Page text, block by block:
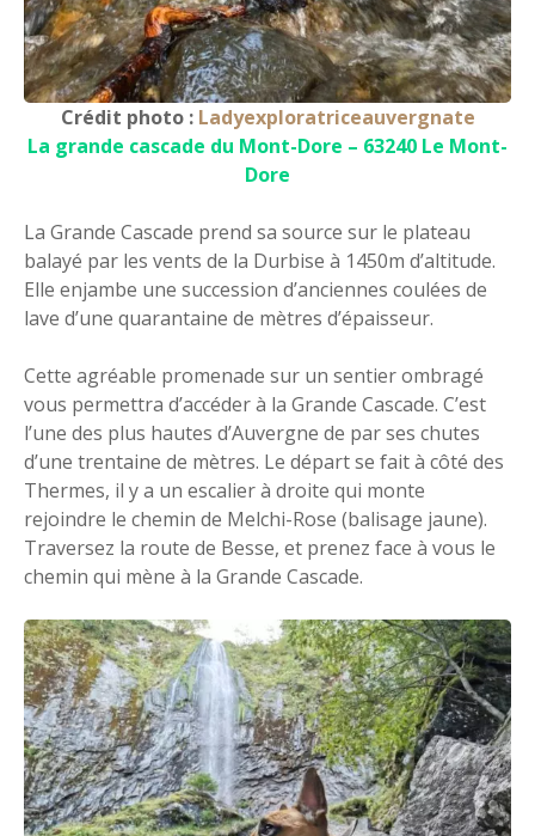
Crédit photo : Ladyexploratriceauvergnate
La grande cascade du Mont-Dore – 63240 Le Mont-
Dore
La Grande Cascade prend sa source sur le plateau
balayé par les vents de la Durbise à 1450m d’altitude.
Elle enjambe une succession d’anciennes coulées de
lave d’une quarantaine de mètres d’épaisseur.
Cette agréable promenade sur un sentier ombragé
vous permettra d’accéder à la Grande Cascade. C’est
l’une des plus hautes d’Auvergne de par ses chutes
d’une trentaine de mètres. Le départ se fait à côté des
Thermes, il y a un escalier à droite qui monte
rejoindre le chemin de Melchi-Rose (balisage jaune).
Traversez la route de Besse, et prenez face à vous le
chemin qui mène à la Grande Cascade.